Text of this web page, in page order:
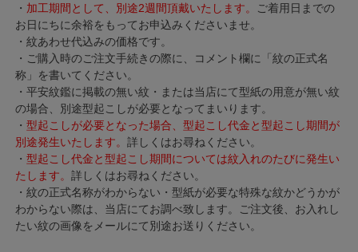
・ 加工期間として、別途2週間頂戴いたします。
ご着用日までの
お日にちに余裕をもってお申込みくださいませ。
・紋あわせ代込みの価格です。
・ご購入時のご注文手続きの際に、コメント欄に「紋の正式名
称」を書いてください。
・平安紋鑑に掲載の無い紋・または当店にて型紙の用意が無い紋
の場合、別途型起こしが必要となってまいります。
・型起こしが必要となった場合、型起こし代金と型起こし期間が
別途発生いたします。詳しくはお尋ねください。
・型起こし代金と型起こし期間については紋入れのたびに発生い
たします。詳しくはお尋ねください。
・紋の正式名称がわからない・型紙が必要な特殊な紋かどうかが
わからない際は、当店にてお調べ致します。ご注文後、お入れし
たい紋の画像をメールにて別途お送りください。